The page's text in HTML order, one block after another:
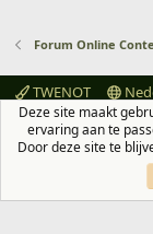
Forum Online
TWENOT
Contact
Hoofdpagina
R
S
Community platform
Deze site maakt
ervaring aan te
Door deze site te